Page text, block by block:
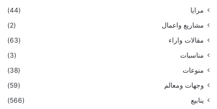
مرايا
(44)
مشاريع واعمال
(2)
مقالات واراء
(63)
مناسبات
(3)
منوعات
(38)
وجهات ومعالم
(59)
ينابيع
(566)